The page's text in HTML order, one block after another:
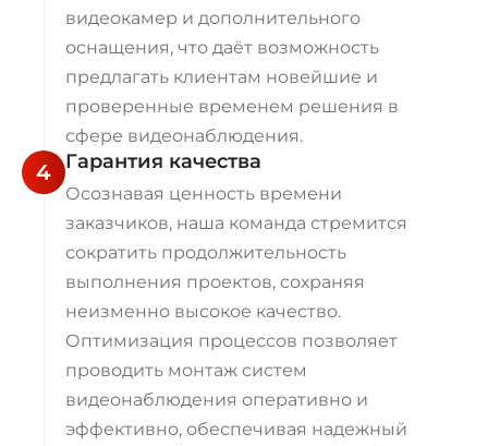
видеокамер и дополнительного
оснащения, что даёт возможность
предлагать клиентам новейшие и
проверенные временем решения в
сфере видеонаблюдения.
4 Гарантия качества
Осознавая ценность времени
заказчиков, наша команда стремится
сократить продолжительность
выполнения проектов, сохраняя
неизменно высокое качество.
Оптимизация процессов позволяет
проводить монтаж систем
видеонаблюдения оперативно и
эффективно, обеспечивая надежный